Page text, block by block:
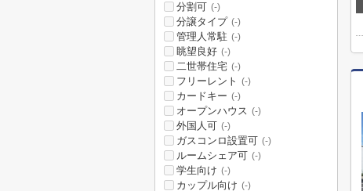
分割可 (-)
分譲タイプ (-)
管理人常駐 (-)
眺望良好 (-)
二世帯住宅 (-)
フリーレント (-)
カードキー (-)
オープンハウス (-)
外国人可 (-)
ガスコンロ設置可 (-)
ルームシェア可 (-)
学生向け (-)
カップル向け (-)